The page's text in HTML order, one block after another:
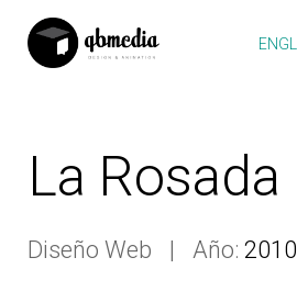
La Rosada
Diseño Web Año: 2010